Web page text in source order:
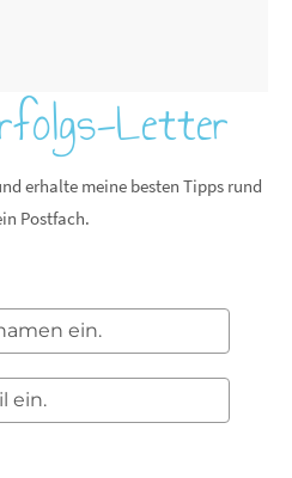
Letter
erhalte meine besten Tipps rund
Postfach.